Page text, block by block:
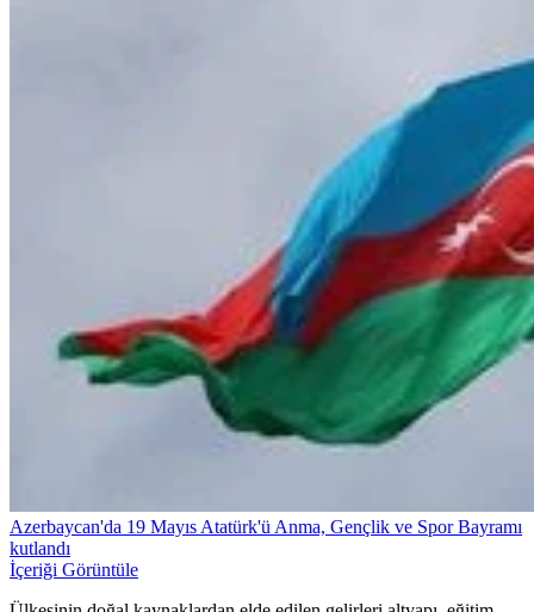
Azerbaycan'da 19 Mayıs Atatürk'ü Anma, Gençlik ve Spor Bayramı
kutlandı
İçeriği Görüntüle